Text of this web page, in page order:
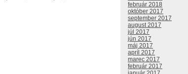
február 2018
október 2017
september 2017
august 2017
júl 2017
jún 2017
máj 2017
apríl 2017
marec 2017
február 2017